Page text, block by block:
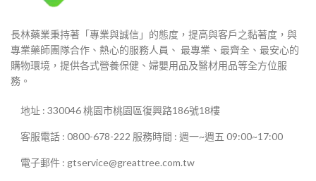
長林藥業秉持著「專業與誠信」的態度，提高與客戶之黏著度，與
專業藥師團隊合作、熱心的服務人員、 最專業、最齊全、最安心的
購物環境，提供各式營養保健、婦嬰用品及醫材用品等全方位服
務。
地址 : 330046 桃園市桃園區復興路186號18樓
客服電話 : 0800-678-222 服務時間 : 週一~週五 09:00~17:00
電子郵件 : gtservice@greattree.com.tw